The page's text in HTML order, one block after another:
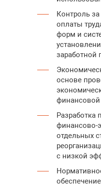
Контроль
оплаты
форм и
заработной
основе
финансовой
Разработка
финансово-
отдельных
с низкой